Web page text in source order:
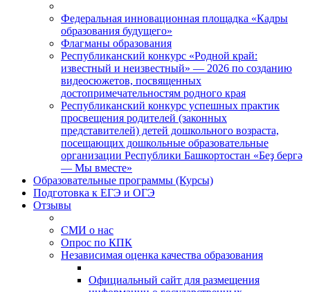
Федеральная инновационная площадка «Кадры
образования будущего»
Флагманы образования
Республиканский конкурс «Родной край:
известный и неизвестный» — 2026 по созданию
видеосюжетов, посвященных
достопримечательностям родного края
Республиканский конкурс успешных практик
просвещения родителей (законных
представителей) детей дошкольного возраста,
посещающих дошкольные образовательные
организации Республики Башкортостан «Беҙ бергә
— Мы вместе»
Образовательные программы (Курсы)
Подготовка к ЕГЭ и ОГЭ
Отзывы
СМИ о нас
Опрос по КПК
Независимая оценка качества образования
Официальный сайт для размещения